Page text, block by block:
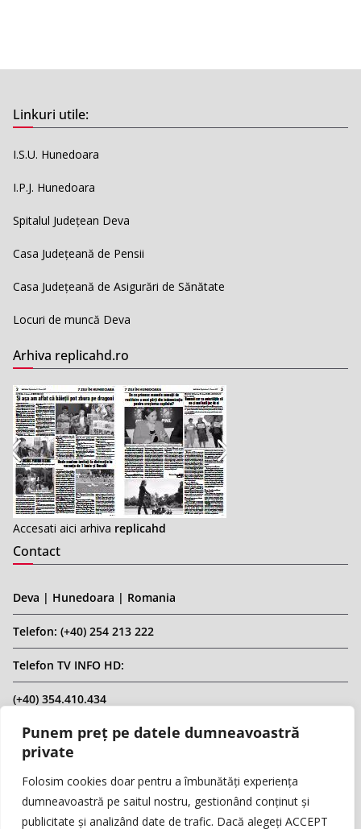
Punem preț pe datele dumneavoastră
private
Folosim cookies doar pentru a îmbunătăți experiența
dumneavoastră pe saitul nostru, gestionând conținut și
publicitate și analizând date de trafic. Dacă alegeți ACCEPT
Linkuri utile:
I.S.U. Hunedoara
I.P.J. Hunedoara
Spitalul Județean Deva
Casa Județeană de Pensii
Casa Județeană de Asigurări de Sănătate
Locuri de muncă Deva
Arhiva replicahd.ro
Accesati aici arhiva replicahd
Contact
Deva | Hunedoara | Romania
Telefon: (+40) 254 213 222
Telefon TV INFO HD:
(+40) 354.410.434
Email: infohd20@gmail.com
Website: www.replicahd.ro